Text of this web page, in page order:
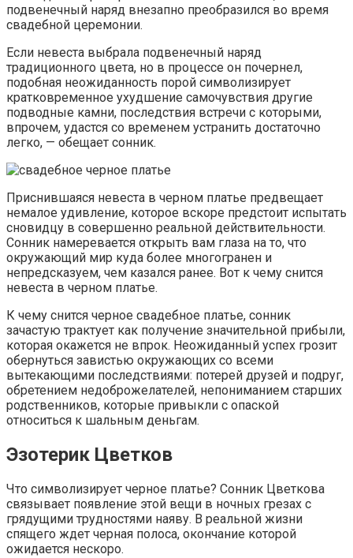
подвенечный наряд внезапно преобразился во время
свадебной церемонии.
Если невеста выбрала подвенечный наряд
традиционного цвета, но в процессе он почернел,
подобная неожиданность порой символизирует
кратковременное ухудшение самочувствия другие
подводные камни, последствия встречи с которыми,
впрочем, удастся со временем устранить достаточно
легко, — обещает сонник.
Приснившаяся невеста в черном платье предвещает
немалое удивление, которое вскоре предстоит испытать
сновидцу в совершенно реальной действительности.
Сонник намеревается открыть вам глаза на то, что
окружающий мир куда более многогранен и
непредсказуем, чем казался ранее. Вот к чему снится
невеста в черном платье.
К чему снится черное свадебное платье, сонник
зачастую трактует как получение значительной прибыли,
которая окажется не впрок. Неожиданный успех грозит
обернуться завистью окружающих со всеми
вытекающими последствиями: потерей друзей и подруг,
обретением недоброжелателей, непониманием старших
родственников, которые привыкли с опаской
относиться к шальным деньгам.
Эзотерик Цветков
Что символизирует черное платье? Сонник Цветкова
связывает появление этой вещи в ночных грезах с
грядущими трудностями наяву. В реальной жизни
спящего ждет черная полоса, окончание которой
ожидается нескоро.